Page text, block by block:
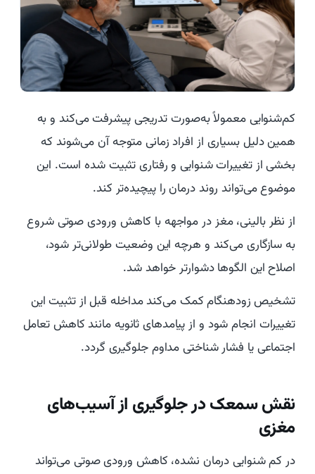
کم‌شنوایی معمولاً به‌صورت تدریجی پیشرفت می‌کند و به
همین دلیل بسیاری از افراد زمانی متوجه آن می‌شوند که
بخشی از تغییرات شنوایی و رفتاری تثبیت شده است. این
موضوع می‌تواند روند درمان را پیچیده‌تر کند.
از نظر بالینی، مغز در مواجهه با کاهش ورودی صوتی شروع
به سازگاری می‌کند و هرچه این وضعیت طولانی‌تر شود،
اصلاح این الگوها دشوارتر خواهد شد.
تشخیص زودهنگام کمک می‌کند مداخله قبل از تثبیت این
تغییرات انجام شود و از پیامدهای ثانویه مانند کاهش تعامل
اجتماعی یا فشار شناختی مداوم جلوگیری گردد.
نقش سمعک در جلوگیری از آسیب‌های
مغزی
در کم ‌شنوایی درمان‌ نشده، کاهش ورودی صوتی می‌تواند